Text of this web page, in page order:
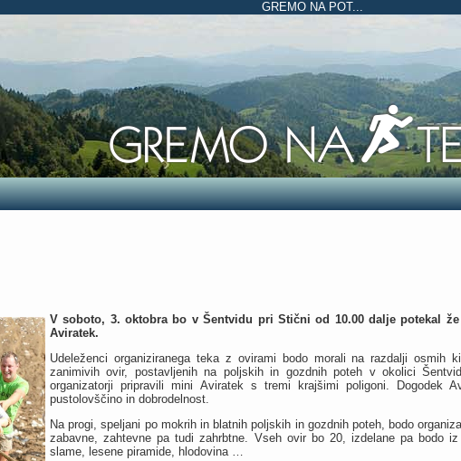
GREMO NA POT...
V soboto, 3. oktobra bo v Šentvidu pri Stični od 10.00 dalje potekal
Aviratek.
Udeleženci organiziranega teka z ovirami bodo morali na razdalji osmih
zanimivih ovir, postavljenih na poljskih in gozdnih poteh v okolici
organizatorji pripravili mini Aviratek s tremi krajšimi poligoni. Dogodek
pustolovščino in dobrodelnost.
Na progi, speljani po mokrih in blatnih poljskih in gozdnih poteh, bodo
zabavne, zahtevne pa tudi zahrbtne. Vseh ovir bo 20, izdelane pa bodo
slame, lesene piramide, hlodovina …